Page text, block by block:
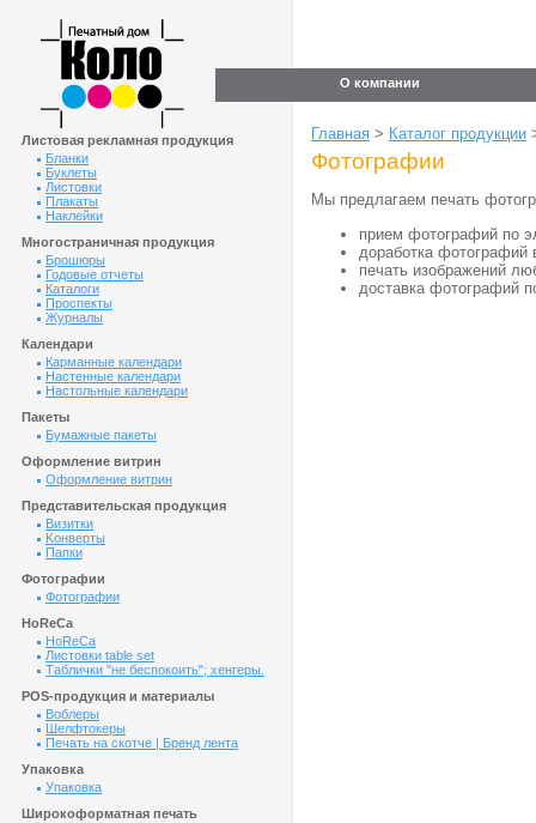
О компании
Листовая рекламная продукция
Бланки
Буклеты
Листовки
Плакаты
Наклейки
Многостраничная продукция
Брошюры
Годовые отчеты
Каталоги
Проспекты
Журналы
Календари
Карманные календари
Настенные календари
Настольные календари
Пакеты
Бумажные пакеты
Оформление витрин
Оформление витрин
Представительская продукция
Визитки
Kонверты
Папки
Фотографии
Фотографии
HoReCa
HoReCa
Листовки table set
Таблички "не беспокоить"; хенгеры.
POS-продукция и материалы
Воблеры
Шелфтокеры
Печать на скотче | Бренд лента
Упаковка
Упаковка
Широкоформатная печать
Главная > Каталог продукции
Фотографии
Мы предлагаем печать
прием фотографий по
доработка фотографий
печать изображений
доставка фотографий